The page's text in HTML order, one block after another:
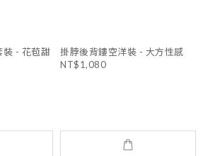
裝 - 花苞甜
掛脖後背鏤空洋裝 - 大方性感
NT$1,080